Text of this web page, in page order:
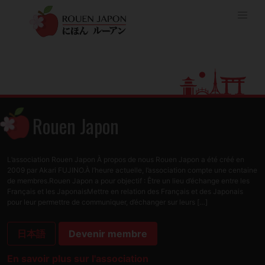
Rouen Japon
L’association Rouen Japon À propos de nous Rouen Japon a été créé en
2009 par Akari FUJINO.À l’heure actuelle, l’association compte une centaine
de membres.Rouen Japon a pour objectif : Être un lieu d’échange entre les
Français et les JaponaisMettre en relation des Français et des Japonais
pour leur permettre de communiquer, d’échanger sur leurs […]
日本語 Devenir membre
En savoir plus sur l'association